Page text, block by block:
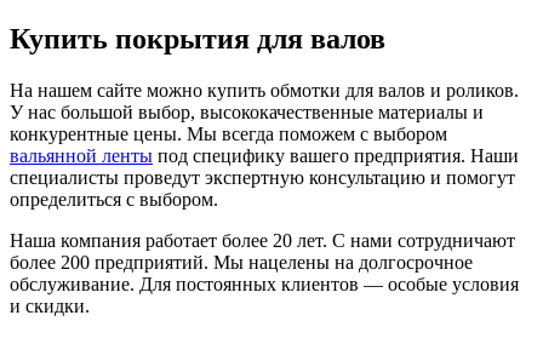
Купить покрытия для валов
На нашем сайте можно купить обмотки для валов и роликов.
У нас большой выбор, высококачественные материалы и
конкурентные цены. Мы всегда поможем с выбором
вальянной ленты под специфику вашего предприятия. Наши
специалисты проведут экспертную консультацию и помогут
определиться с выбором.
Наша компания работает более 20 лет. С нами сотрудничают
более 200 предприятий. Мы нацелены на долгосрочное
обслуживание. Для постоянных клиентов — особые условия
и скидки.